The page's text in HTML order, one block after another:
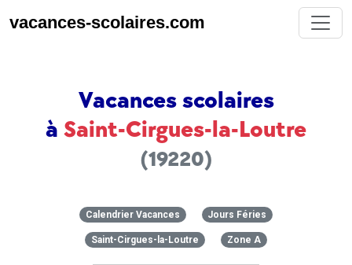
vacances-scolaires.com
Vacances scolaires
à Saint-Cirgues-la-Loutre
(19220)
Calendrier Vacances Jours Féries
Saint-Cirgues-la-Loutre Zone A